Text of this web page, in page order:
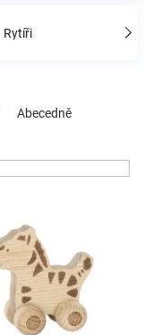
Rytíři
Abecedně